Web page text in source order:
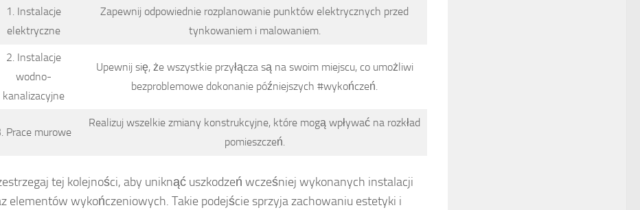
1. Instalacje
elektryczne
Zapewnij odpowiednie rozplanowanie punktów elektrycznych przed
tynkowaniem i malowaniem.
2. Instalacje
wodno-
kanalizacyjne
Upewnij się, że wszystkie przyłącza są na swoim miejscu, co umożliwi
bezproblemowe dokonanie późniejszych #wykończeń.
Prace murowe
Realizuj wszelkie zmiany konstrukcyjne, które mogą wpływać na rozkład
pomieszczeń.
tej kolejności, aby uniknąć uszkodzeń wcześniej wykonanych instalacji
elementów wykończeniowych. Takie podejście sprzyja zachowaniu estetyki i